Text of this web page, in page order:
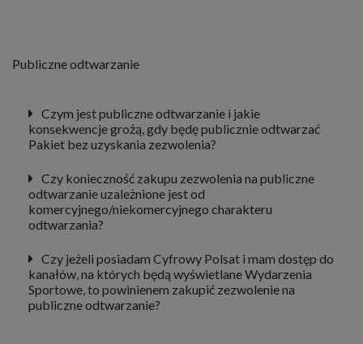
Publiczne odtwarzanie
Czym jest publiczne odtwarzanie i jakie
konsekwencje grożą, gdy będę publicznie odtwarzać
Pakiet bez uzyskania zezwolenia?
Czy konieczność zakupu zezwolenia na publiczne
odtwarzanie uzależnione jest od
komercyjnego/niekomercyjnego charakteru
odtwarzania?
Czy jeżeli posiadam Cyfrowy Polsat i mam dostęp do
kanałów, na których będą wyświetlane Wydarzenia
Sportowe, to powinienem zakupić zezwolenie na
publiczne odtwarzanie?